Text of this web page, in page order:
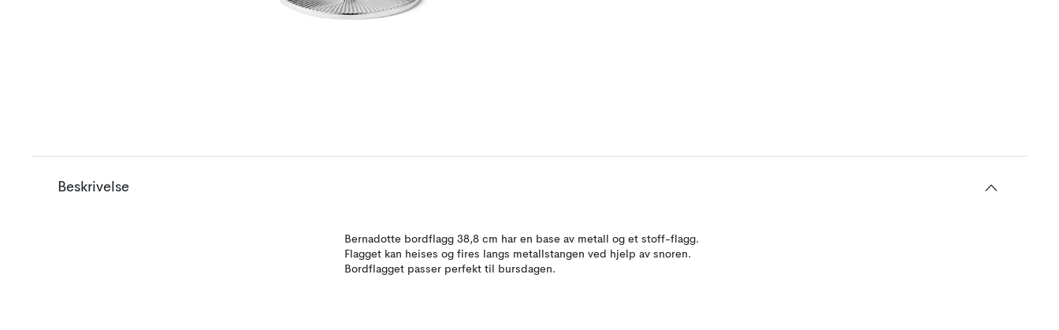
Beskrivelse
Bernadotte bordflagg 38,8 cm har en base av metall og et stoff-flagg.
Flagget kan heises og fires langs metallstangen ved hjelp av snoren.
Bordflagget passer perfekt til bursdagen.